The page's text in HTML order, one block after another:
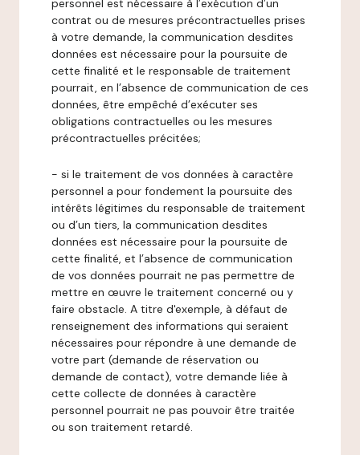
personnel est nécessaire à l’exécution d’un
contrat ou de mesures précontractuelles prises
à votre demande, la communication desdites
données est nécessaire pour la poursuite de
cette finalité et le responsable de traitement
pourrait, en l’absence de communication de ces
données, être empêché d’exécuter ses
obligations contractuelles ou les mesures
précontractuelles précitées;
- si le traitement de vos données à caractère
personnel a pour fondement la poursuite des
intérêts légitimes du responsable de traitement
ou d’un tiers, la communication desdites
données est nécessaire pour la poursuite de
cette finalité, et l’absence de communication
de vos données pourrait ne pas permettre de
mettre en œuvre le traitement concerné ou y
faire obstacle. A titre d'exemple, à défaut de
renseignement des informations qui seraient
nécessaires pour répondre à une demande de
votre part (demande de réservation ou
demande de contact), votre demande liée à
cette collecte de données à caractère
personnel pourrait ne pas pouvoir être traitée
ou son traitement retardé.